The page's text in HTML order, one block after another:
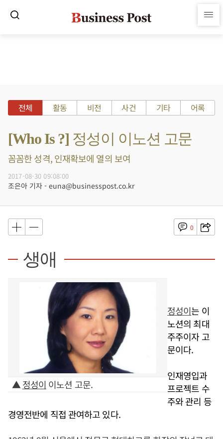
전체 활동 비전 사건 기타 어록
[Who Is ?] 정성이 이노션 고문
꼼꼼한 성격, 인재확보에 열의 보여
2017-08-30 09:08:00
조은아 기자 - euna@businesspost.co.kr
0
생애
▲정성이 이노션 고문.
정성이는 이
노션의 최대
주주이자 고
문이다.
인재영입과
프로젝트 수
주와 관리 등
경영전반에 직접 관여하고 있다.